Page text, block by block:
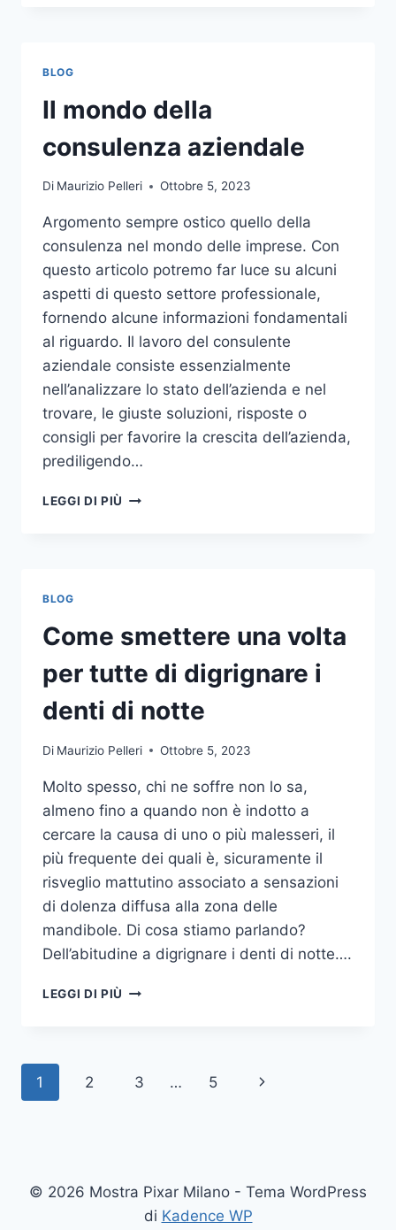
PER
L’ARREDO
GIARDINO
BLOG
Il mondo della
consulenza aziendale
Di Maurizio Pelleri Ottobre 5, 2023
Argomento sempre ostico quello della
consulenza nel mondo delle imprese. Con
questo articolo potremo far luce su alcuni
aspetti di questo settore professionale,
fornendo alcune informazioni fondamentali
al riguardo. Il lavoro del consulente
aziendale consiste essenzialmente
nell’analizzare lo stato dell’azienda e nel
trovare, le giuste soluzioni, risposte o
consigli per favorire la crescita dell’azienda,
prediligendo…
LEGGI DI PIÙ IL
BLOG
Come smettere una volta
per tutte di digrignare i
denti di notte
Di Maurizio Pelleri Ottobre 5, 2023
Molto spesso, chi ne soffre non lo sa,
almeno fino a quando non è indotto a
cercare la causa di uno o più malesseri, il
più frequente dei quali è, sicuramente il
risveglio mattutino associato a sensazioni
di dolenza diffusa alla zona delle
mandibole. Di cosa stiamo parlando?
Dell’abitudine a digrignare i denti di notte….
LEGGI DI PIÙ COME
TUTTE
NOTTE
Navigazione
1 2 3 … 5
Pagina
© 2026 Mostra Pixar Milano - Tema WordPress
di Kadence WP